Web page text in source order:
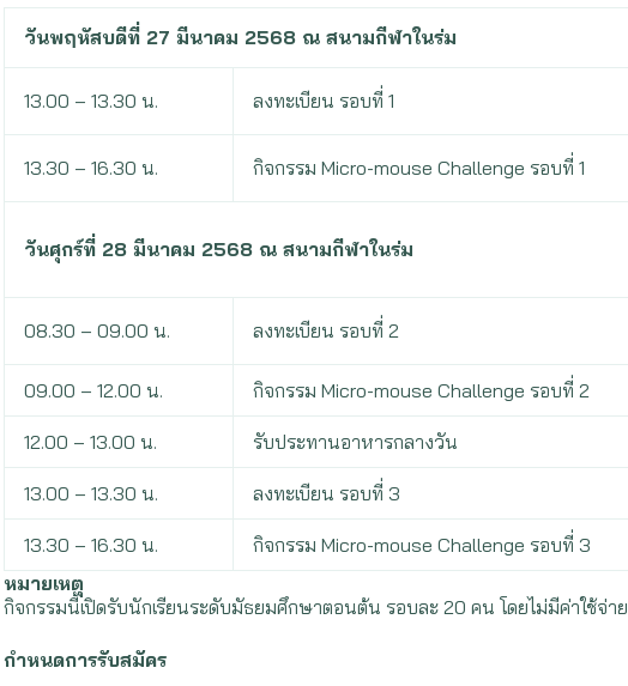
วันพฤหัสบดีที่ 27 มีนาคม 2568 ณ สนามกีฬาในร่ม
13.00 – 13.30 น. ลงทะเบียน รอบที่ 1
13.30 – 16.30 น. กิจกรรม Micro-mouse Challenge รอบที่ 1
วันศุกร์ที่ 28 มีนาคม 2568 ณ สนามกีฬาในร่ม
08.30 – 09.00 น. ลงทะเบียน รอบที่ 2
09.00 – 12.00 น. กิจกรรม Micro-mouse Challenge รอบที่ 2
12.00 – 13.00 น. รับประทานอาหารกลางวัน
13.00 – 13.30 น. ลงทะเบียน รอบที่ 3
13.30 – 16.30 น.
กิจกรรม Micro-mouse Challenge รอบที่ 3
หมายเหตุ
กิจกรรมนี้เปิดรับนักเรียนระดับมัธยมศึกษาตอนต้น รอบละ 20 คน โดยไม่มีค่าใช้จ่าย
กำหนดการรับสมัคร